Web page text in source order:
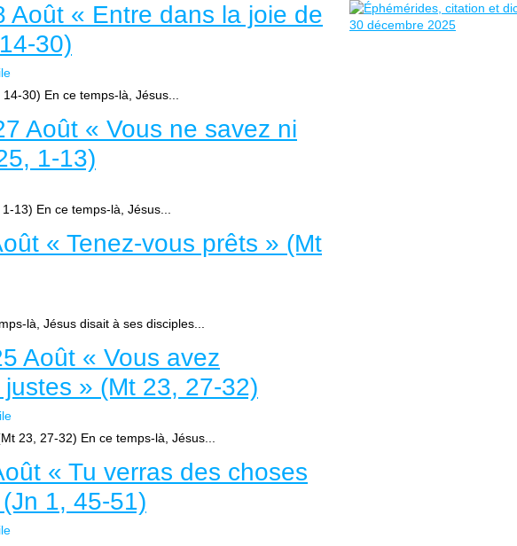
Août « Entre dans la joie de
30)
30) En ce temps-là, Jésus...
Août « Vous ne savez ni
1-13)
13) En ce temps-là, Jésus...
« Tenez-vous prêts » (Mt
là, Jésus disait à ses disciples...
Août « Vous avez
justes » (Mt 23, 27-32)
23, 27-32) En ce temps-là, Jésus...
« Tu verras des choses
1, 45-51)